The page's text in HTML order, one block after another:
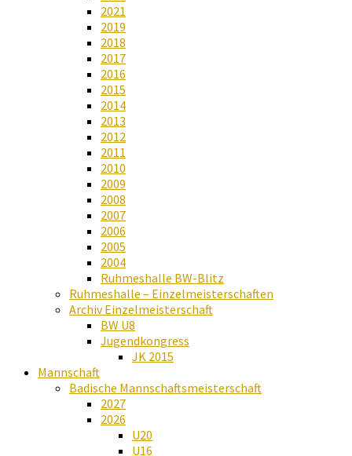
2021
2019
2018
2017
2016
2015
2014
2013
2012
2011
2010
2009
2008
2007
2006
2005
2004
Ruhmeshalle BW-Blitz
Ruhmeshalle – Einzelmeisterschaften
Archiv Einzelmeisterschaft
BW U8
Jugendkongress
JK 2015
Mannschaft
Badische Mannschaftsmeisterschaft
2027
2026
U20
U16